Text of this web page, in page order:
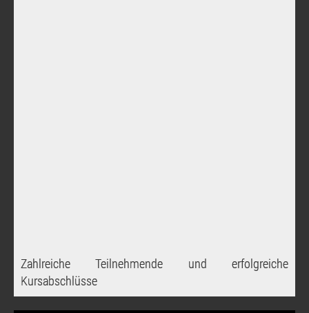
Zahlreiche Teilnehmende und erfolgreiche
Kursabschlüsse